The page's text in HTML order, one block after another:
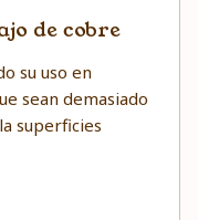
de cobre
su uso en
sean demasiado
superficies